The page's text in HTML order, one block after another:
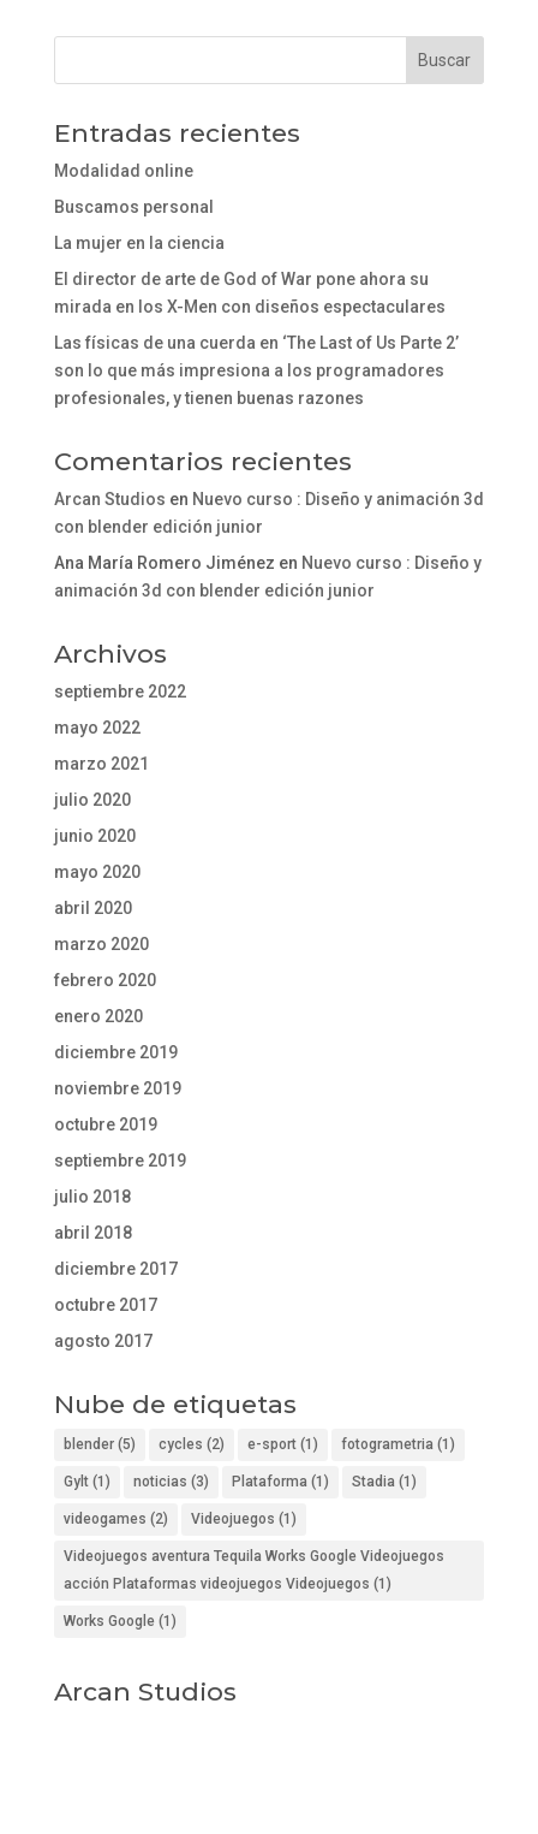
Entradas recientes
Modalidad online
Buscamos personal
La mujer en la ciencia
El director de arte de God of War pone ahora su
mirada en los X-Men con diseños espectaculares
Las físicas de una cuerda en ‘The Last of Us Parte 2’
son lo que más impresiona a los programadores
profesionales, y tienen buenas razones
Comentarios recientes
Arcan Studios en Nuevo curso : Diseño y animación 3d
con blender edición junior
Ana María Romero Jiménez en Nuevo curso : Diseño y
animación 3d con blender edición junior
Archivos
septiembre 2022
mayo 2022
marzo 2021
julio 2020
junio 2020
mayo 2020
abril 2020
marzo 2020
febrero 2020
enero 2020
diciembre 2019
noviembre 2019
octubre 2019
septiembre 2019
julio 2018
abril 2018
diciembre 2017
octubre 2017
agosto 2017
Nube de etiquetas
blender(5) cycles (2) e-sport(1) fotogrametria(1)
Gylt(1) noticias (3) Plataforma(1) Stadia(1)
videogames (2) Videojuegos (1)
Videojuegos aventura Tequila Works Google Videojuegos
acción Plataformas videojuegos Videojuegos (1)
Works Google(1)
Arcan Studios